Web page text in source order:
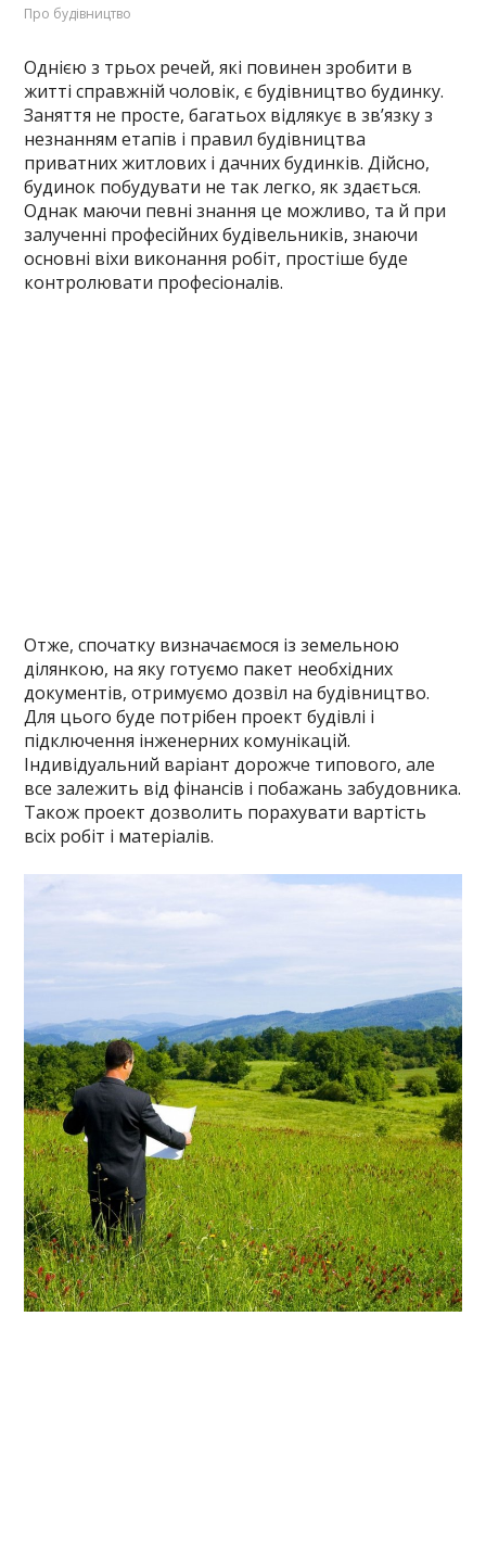
Про будівництво
Однією з трьох речей, які повинен зробити в
житті справжній чоловік, є будівництво будинку.
Заняття не просте, багатьох відлякує в зв’язку з
незнанням етапів і правил будівництва
приватних житлових і дачних будинків. Дійсно,
будинок побудувати не так легко, як здається.
Однак маючи певні знання це можливо, та й при
залученні професійних будівельників, знаючи
основні віхи виконання робіт, простіше буде
контролювати професіоналів.
Отже, спочатку визначаємося із земельною
ділянкою, на яку готуємо пакет необхідних
документів, отримуємо дозвіл на будівництво.
Для цього буде потрібен проект будівлі і
підключення інженерних комунікацій.
Індивідуальний варіант дорожче типового, але
все залежить від фінансів і побажань забудовника.
Також проект дозволить порахувати вартість
всіх робіт і матеріалів.